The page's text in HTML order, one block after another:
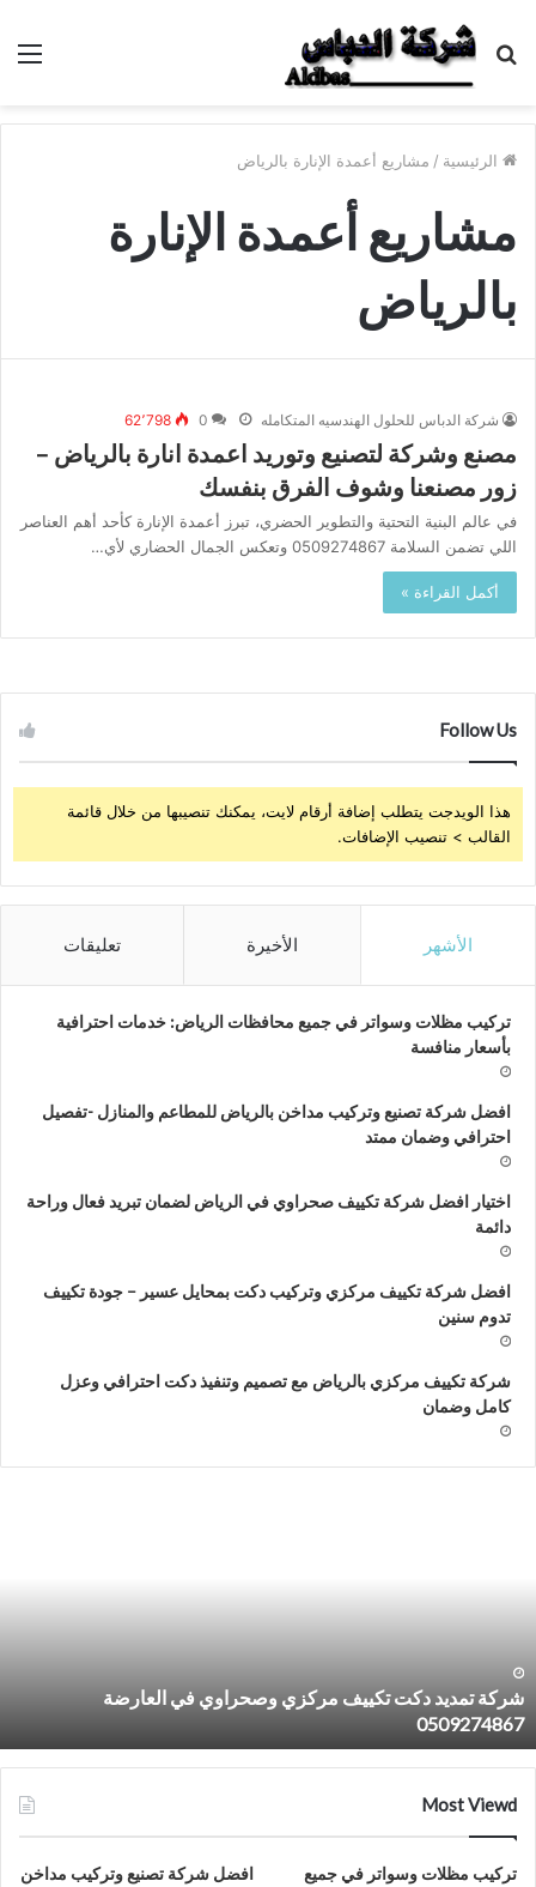
بحث
عن
الرئيسية / مشاريع أعمدة الإنارة بالرياض
مشاريع أعمدة الإنارة
بالرياض
شركة الدباس للحلول الهندسيه المتكامله 0 62٬798
مصنع وشركة لتصنيع وتوريد اعمدة انارة بالرياض –
زور مصنعنا وشوف الفرق بنفسك
في عالم البنية التحتية والتطوير الحضري، تبرز أعمدة الإنارة كأحد أهم العناصر
اللي تضمن السلامة 0509274867 وتعكس الجمال الحضاري لأي…
أكمل القراءة »
Follow Us
هذا الويدجت يتطلب إضافة أرقام لايت، يمكنك تنصيبها من خلال قائمة
القالب > تنصيب الإضافات.
الأشهر الأخيرة تعليقات
تركيب مظلات وسواتر في جميع محافظات الرياض: خدمات احترافية
بأسعار منافسة
افضل شركة تصنيع وتركيب مداخن بالرياض للمطاعم والمنازل -تفصيل
احترافي وضمان ممتد
اختيار افضل شركة تكييف صحراوي في الرياض لضمان تبريد فعال وراحة
دائمة
افضل شركة تكييف مركزي وتركيب دكت بمحايل عسير – جودة تكييف
تدوم سنين
شركة تكييف مركزي بالرياض مع تصميم وتنفيذ دكت احترافي وعزل
كامل وضمان
العارضة
0509274867
شركة تمديد دكت تكييف مركزي وصحراوي في العارضة
0509274867
Most Viewd
تركيب مظلات وسواتر في جميع
افضل شركة تصنيع وتركيب مداخن